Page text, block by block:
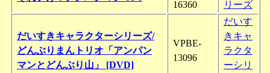
16360 リーズ
だいすきキャラクターシリーズ/
どんぶりまんトリオ「アンパン
マンとどんぶり山」 [DVD]
VPBE-
13096
だいす
きキャ
ラクタ
ーシリ